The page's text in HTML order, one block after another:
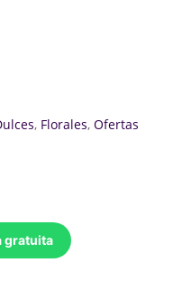
, Florales,Ofertas
gratuita